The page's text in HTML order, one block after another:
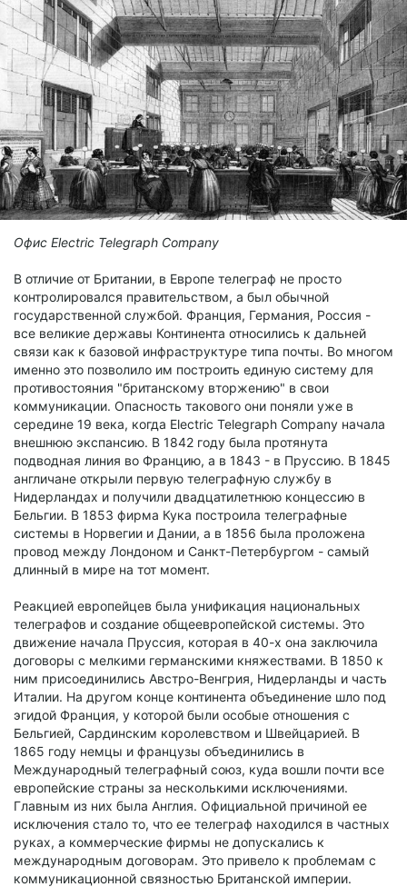
Офис Electric Telegraph Company
В отличие от Британии, в Европе телеграф не просто
контролировался правительством, а был обычной
государственной службой. Франция, Германия, Россия -
все великие державы Континента относились к дальней
связи как к базовой инфраструктуре типа почты. Во многом
именно это позволило им построить единую систему для
противостояния "британскому вторжению" в свои
коммуникации. Опасность такового они поняли уже в
середине 19 века, когда Electric Telegraph Company начала
внешнюю экспансию. В 1842 году была протянута
подводная линия во Францию, а в 1843 - в Пруссию. В 1845
англичане открыли первую телеграфную службу в
Нидерландах и получили двадцатилетнюю концессию в
Бельгии. В 1853 фирма Кука построила телеграфные
системы в Норвегии и Дании, а в 1856 была проложена
провод между Лондоном и Санкт-Петербургом - самый
длинный в мире на тот момент.
Реакцией европейцев была унификация национальных
телеграфов и создание общеевропейской системы. Это
движение начала Пруссия, которая в 40-х она заключила
договоры с мелкими германскими княжествами. В 1850 к
ним присоединились Австро-Венгрия, Нидерланды и часть
Италии. На другом конце континента объединение шло под
эгидой Франция, у которой были особые отношения с
Бельгией, Сардинским королевством и Швейцарией. В
1865 году немцы и французы объединились в
Международный телеграфный союз, куда вошли почти все
европейские страны за несколькими исключениями.
Главным из них была Англия. Официальной причиной ее
исключения стало то, что ее телеграф находился в частных
руках, а коммерческие фирмы не допускались к
международным договорам. Это привело к проблемам с
коммуникационной связностью Британской империи.